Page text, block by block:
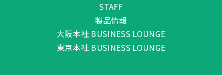
STAFF
製品情報
大阪本社 BUSINESS LOUNGE
東京本社 BUSINESS LOUNGE